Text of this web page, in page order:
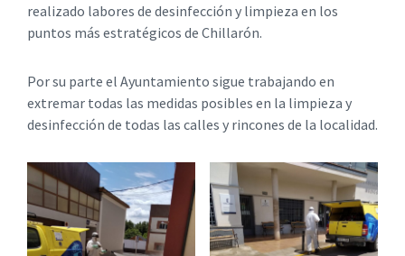
realizado labores de desinfección y limpieza en los
puntos más estratégicos de Chillarón.
Por su parte el Ayuntamiento sigue trabajando en
extremar todas las medidas posibles en la limpieza y
desinfección de todas las calles y rincones de la localidad.